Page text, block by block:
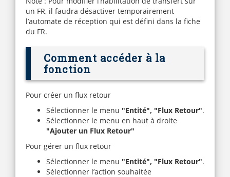
un FR, il faudra désactiver temporairement
l’automate de réception qui est défini dans la fiche
du FR.
Comment accéder à la
fonction
Pour créer un flux retour
Sélectionner le menu "Entité", "Flux Retour".
Sélectionner le menu en haut à droite
"Ajouter un Flux Retour"
Pour gérer un flux retour
Sélectionner le menu "Entité", "Flux Retour".
Sélectionner l’action souhaitée